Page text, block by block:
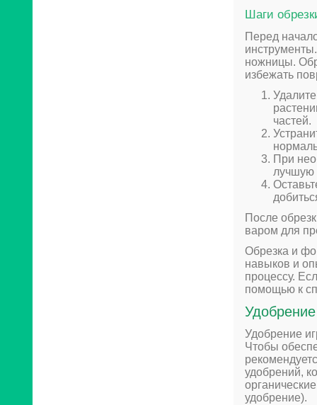
Шаги
Перед
ножницы.
избежать
частей.
При
лучшую
После
варом для
Обрезка и
навыков и
процессу.
помощью к
Удобрение
Чтобы
удобрений,
удобрение).